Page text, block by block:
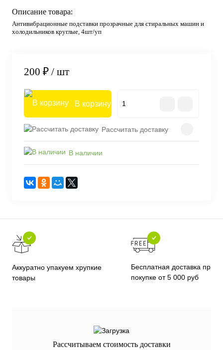
Описание товара:
Антивибрационные подставки прозрачные для стиральных машин и
холодильников круглые, 4шт/уп
200 ₽ / шт
В корзину
Рассчитать доставку
В наличии
Аккуратно упакуем хрупкие
товары
Бесплатная доставка при
покупке от 5 000 руб
Рассчитываем стоимость доставки